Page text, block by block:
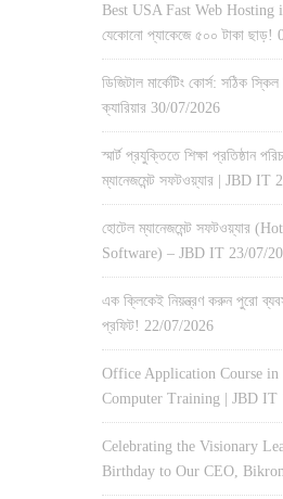
Best USA Fast Web Hosting
যেকোনো প্যাকেজে ৫০০ টাকা ছাড়!
ডিজিটাল মার্কেটিং কোর্স: সঠিক
ক্যারিয়ার 30/07/2026
স্মার্ট প্রযুক্তিতে শিক্ষা প্রতিষ্ঠান
ম্যানেজমেন্ট সফটওয়্যার | JBD IT
হোটেল ম্যানেজমেন্ট সফটওয়্যার
Software) – JBD IT 23/07/
এক ক্লিকেই নিয়ন্ত্রণ করুন পুরো
প্রফিট! 22/07/2026
Office Application Course in
Computer Training | JBD IT
Celebrating the Visionary
Birthday to Our CEO,